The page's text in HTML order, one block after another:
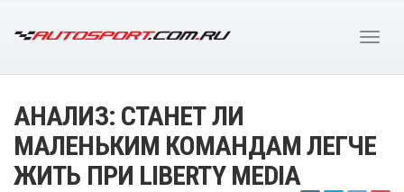
АНАЛИЗ: СТАНЕТ ЛИ
МАЛЕНЬКИМ КОМАНДАМ ЛЕГЧЕ
ЖИТЬ ПРИ LIBERTY MEDIA